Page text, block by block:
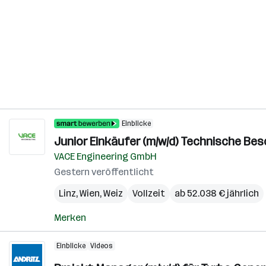
Einblicke
Junior Einkäufer (m/w/d) Technische
VACE Engineering GmbH
Gestern veröffentlicht
Linz,Wien,Weiz Vollzeit ab 52.038 € jährlich
Merken
Einblicke Videos